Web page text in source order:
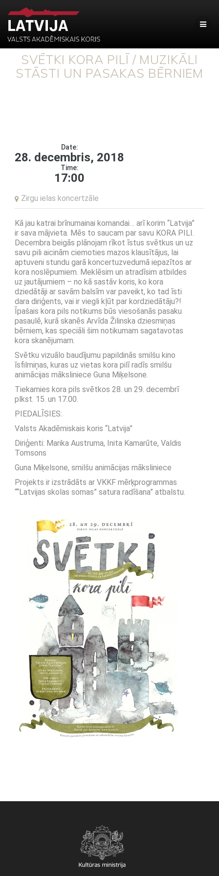
SVĒTKI KORA PILĪ / MUZIKĀLI
STĀSTI UN PASAKAS BĒRNIEM
Date:
28. decembris, 2018
Time:
17:00
Zirgu ielas koncertzāle
Kā jau katrai brīnumainai komandai… arī korim “Latvija”
ir sava mājvieta. Mēs to saucam par savu KORA PILI.
Decembra beigās plānojam rīkot īstus svētkus un uz
savu pili aicinām ciemoties mazos klausītājus, lai
aptuveni stundu garā koncertuzvedumā iepazītos ar
kora noslēpumiem. Meklēsim un atradīsim atbildes
uz jautājumiem – no kā sastāv koris, ko kora
dziedātāji ar savām balsīm var paveikt, ko tad īsti
dara diriģents, vai ir viegli kļūt par kordziedātāju?!
Īpašais kora pils notikums būs viesošanās pasaku
pasaulē, kurā skanēs Arvīda Žilinska dziesmiņas
bērniem, kas speciāli šim notikumam sagatavotas
kora skanējumam.
Svētku vizuālo baudījumu papildinās smilšu kino
īsfilmiņas, kuras uz vietas kora pilī radīs smilšu
animācijas māksliniece Guna Miķelsone.
Tiekamies kora pils svētkos 28. un 29. decembrī
plkst. 15. un 17.00.
PIEDALĪSIES:
Valsts Akadēmiskais koris “Latvija”
Diriģenti: Marika Austruma, Inita Kamarūte, Valdis
Tomsons
Guna Miķelsone, smilšu animācijas māksliniece
Projekts ir izstrādāts ar VKKF mērķprogrammas
““Latvijas skolas somas” satura radīšana” atbalstu.